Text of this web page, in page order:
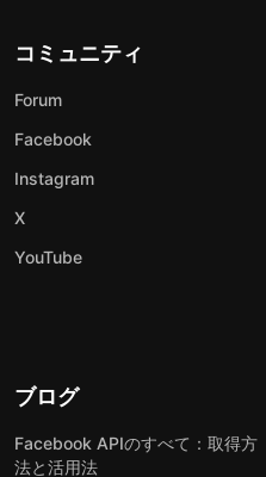
コミュニティ
Forum
Facebook
Instagram
X
YouTube
ブログ
Facebook APIのすべて：取得方
法と活用法